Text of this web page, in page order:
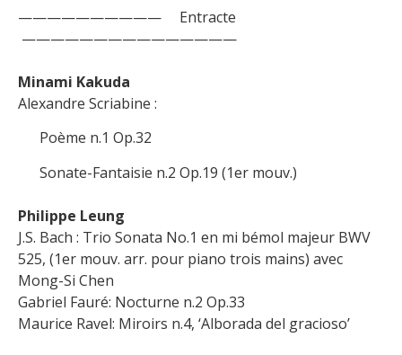
—————————— Entracte
———————————————
Minami Kakuda
Alexandre Scriabine :
Poème n.1 Op.32
Sonate-Fantaisie n.2 Op.19 (1er mouv.)
Philippe Leung
J.S. Bach : Trio Sonata No.1 en mi bémol majeur BWV
525, (1er mouv. arr. pour piano trois mains) avec
Mong-Si Chen
Gabriel Fauré: Nocturne n.2 Op.33
Maurice Ravel: Miroirs n.4, ‘Alborada del gracioso’